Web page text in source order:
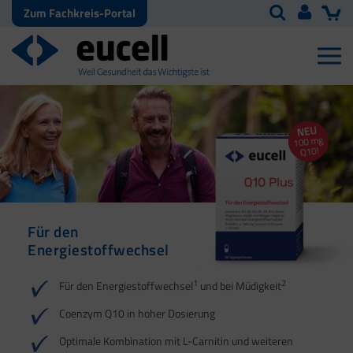
Zum Fachkreis-Portal
Für den
Energiestoffwechsel
Für den Energiestoffwechsel1 und bei Müdigkeit2
Coenzym Q10 in hoher Dosierung
Optimale Kombination mit L-Carnitin und weiteren
Schützt vor oxidativem
Stress | Für Energie
Für die Gewichtszunahme
1
2
3
Für Energie | Herz |
Blutdruck | Muskeln
1 2